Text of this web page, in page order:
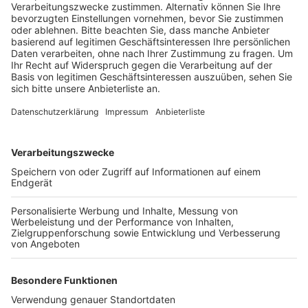
Veröffentlicht:Donnerstag, 07.03.2019 06:18
Anzeige
In dem Verfahren ging es um eine Begegnung auf dem
von einem der Fotografen gefilmt und ins Internet
gestellt. Auf dem Video sieht man, wie Grönemeyer
die Fotografen beschimpft und angreift, aber die
Staatsanwaltschaft glaubt, die beiden wollten den
Sänger bewusst provozieren und zu einem Ausraster
verleiten. Grönemeyer habe lediglich verhindern wollen,
dass seine Lebensgefährtin und sein Sohn fotografiert